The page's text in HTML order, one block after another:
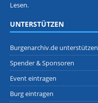
Lesen.
UNTERSTÜTZEN
Burgenarchiv.de unterstützen
Spender & Sponsoren
Event eintragen
Burg eintragen